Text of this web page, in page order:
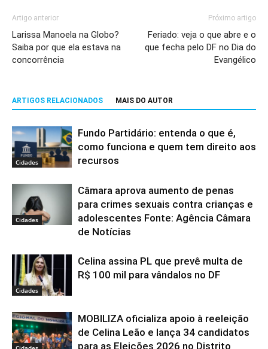
Artigo anterior
Larissa Manoela na Globo?
Saiba por que ela estava na
concorrência
Próximo artigo
Feriado: veja o que abre e o
que fecha pelo DF no Dia do
Evangélico
ARTIGOS RELACIONADOS MAIS DO AUTOR
Cidades
Fundo Partidário: entenda o que é,
como funciona e quem tem direito aos
recursos
Cidades
Câmara aprova aumento de penas
para crimes sexuais contra crianças e
adolescentes Fonte: Agência Câmara
de Notícias
Cidades
Celina assina PL que prevê multa de
R$ 100 mil para vândalos no DF
MOBILIZA oficializa apoio à reeleição
de Celina Leão e lança 34 candidatos
para as Eleições 2026 no Distrito